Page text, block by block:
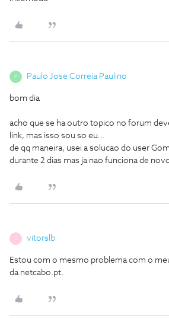
P Paulo Jose Correia Paulino
bom dia
acho que se ha outro topico no forum
link, mas isso sou so eu...
de qq maneira, usei a solucao do user
durante 2 dias mas ja nao funciona de
V vitorslb
Estou com o mesmo problema com o
da netcabo.pt.